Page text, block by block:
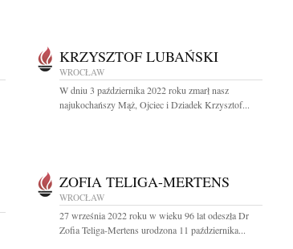
KRZYSZTOF LUBAŃSKI
WROCŁAW
W dniu 3 października 2022 roku zmarł nasz
najukochańszy Mąż, Ojciec i Dziadek Krzysztof...
ZOFIA TELIGA-MERTENS
WROCŁAW
27 września 2022 roku w wieku 96 lat odeszła Dr
Zofia Teliga-Mertens urodzona 11 października...